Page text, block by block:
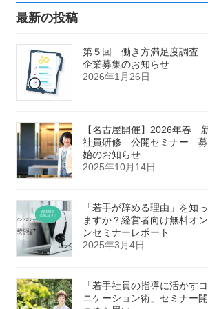
最新の投稿
第５回 働き方満足度調査
企業募集のお知らせ
2026年1月26日
【名古屋開催】2026年春
社員研修 公開セミナー 募
始のお知らせ
2025年10月14日
「若手が辞める理由」を知
ますか？経営者向け無料オ
ンセミナーレポート
2025年3月4日
「若手社員の指導に活かす
ニケーション術」セミナー